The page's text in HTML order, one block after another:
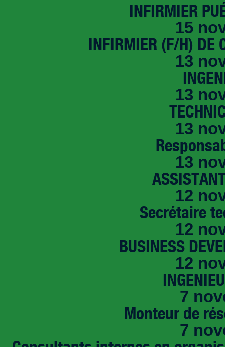
INFIRMIER
15
INFIRMIER (F/H) DE
13
13
13
13
12
Secrétaire
12
BUSINESS
12
7
Monteur de
7